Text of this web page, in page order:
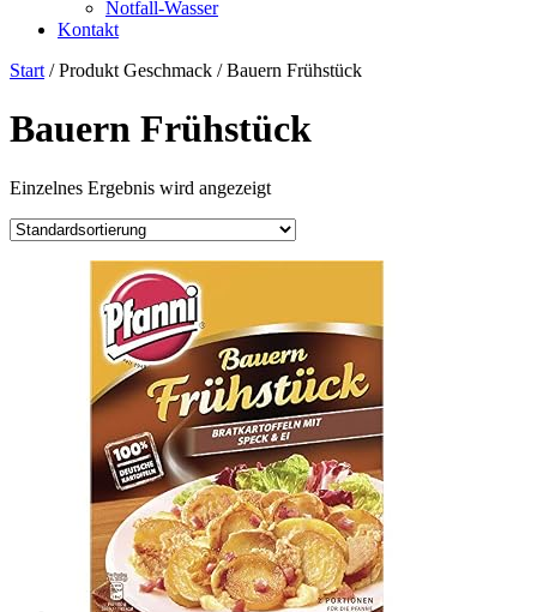
Notfall-Wasser
Kontakt
Start / Produkt Geschmack / Bauern Frühstück
Bauern Frühstück
Einzelnes Ergebnis wird angezeigt